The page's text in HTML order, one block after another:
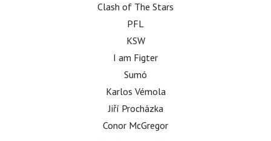
Clash of The Stars
PFL
KSW
I am Figter
Sumó
Karlos Vémola
Jiří Procházka
Conor McGregor